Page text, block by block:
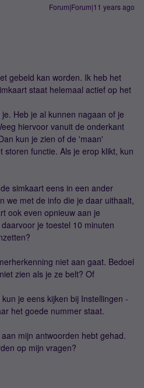
Forum|Forum|11 years ago
gebeld kan worden. Ik heb het
staat helemaal actief op het
Heb je al kunnen nagaan of je
hiervoor vanuit de onderkant
kun je zien of de 'maan'
storen functie. Als je erop klikt, kun
simkaart eens in een ander
we met de info die je daar uithaalt,
ook even opnieuw aan je
je toestel 10 minuten
niet aan gaat. Bedoel
zien als je ze belt? Of
je eens kijken bij Instellingen -
het goede nummer staat.
mijn antwoorden hebt gehad.
op mijn vragen?